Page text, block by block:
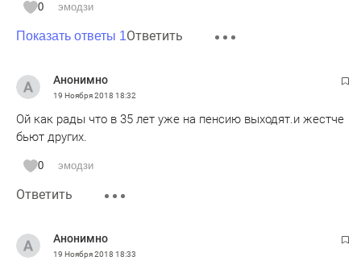
0 эмодзи
Показать ответы 1Ответить
Анонимно
19 Ноября 2018 18:32
Ой как рады что в 35 лет уже на пенсию выходят.и жестче
бьют других.
0 эмодзи
Ответить
Анонимно
19 Ноября 2018 18:33